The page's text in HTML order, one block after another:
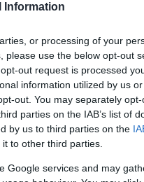
Information
or processing of your
please use the below opt-out
out request is processed
information utilized by us
out. You may separately
parties on the IAB’s list of
by us to third parties on the
to other third parties.
Google services and may
- Ιράν
κύκλος, εάν
με το μέτρο του
30 Ιουνίου